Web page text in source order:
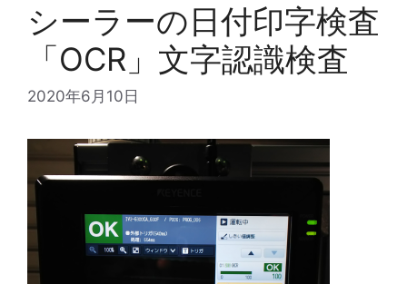
シーラーの日付印字検査
「OCR」文字認識検査
2020年6月10日